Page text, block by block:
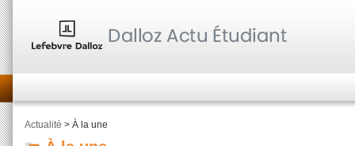
Actualité > À la une